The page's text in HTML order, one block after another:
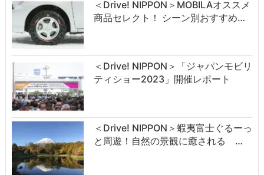
＜Drive! NIPPON＞MOBILAオススメ
商品セレクト！ シーン別おすすめ…
＜Drive! NIPPON＞「ジャパンモビリ
ティショー2023」開催レポート
＜Drive! NIPPON＞蝦夷富士ぐるーっ
と周遊！自然の景観に癒される …